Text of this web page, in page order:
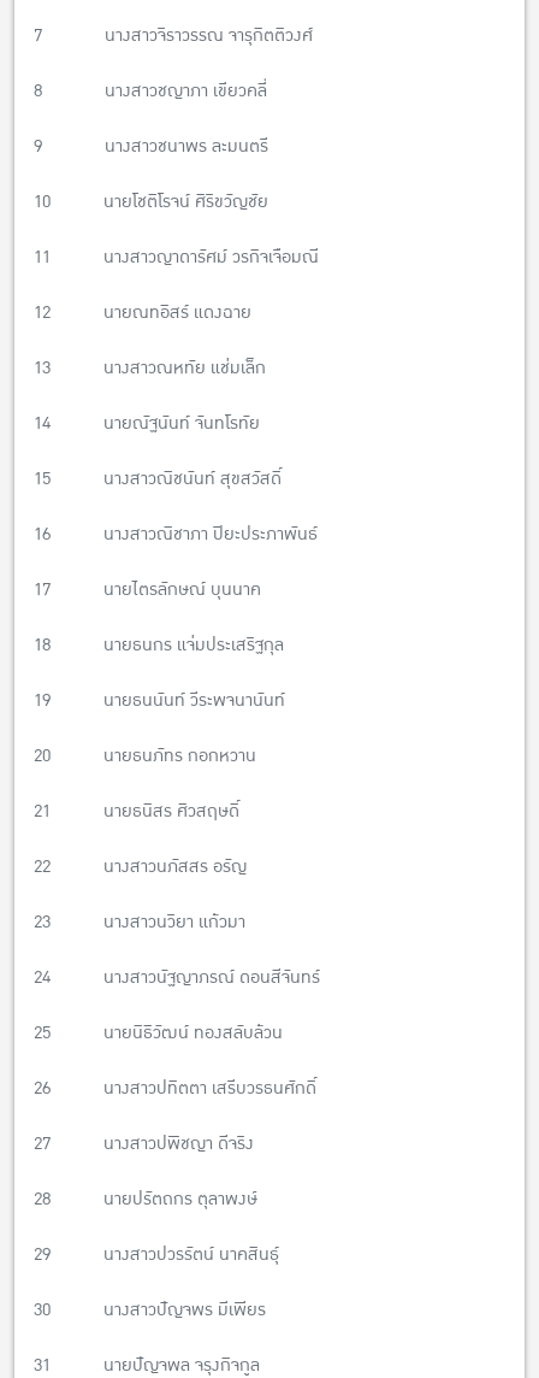
7 นางสาวจิราวรรณ จารุกิตติวงศ์
8 นางสาวชญาภา เขียวคลี่
9 นางสาวชนาพร ละมนตรี
10 นายโชติโรจน์ ศิริขวัญชัย
11 นางสาวญาดารัศม์ วรกิจเจือมณี
12 นายณทอิสร์ แดงฉาย
13 นางสาวณหทัย แช่มเล็ก
14 นายณัฐนันท์ จันทโรทัย
15 นางสาวณิชนันท์ สุขสวัสดิ์
16 นางสาวณิชาภา ปิยะประภาพันธ์
17 นายไตรลักษณ์ บุนนาค
18 นายธนกร แจ่มประเสริฐกุล
19 นายธนนันท์ วีระพจนานันท์
20 นายธนภัทร กอกหวาน
21 นายธนิสร ศิวสฤษดิ์
22 นางสาวนภัสสร อรัญ
23 นางสาวนวิยา แก้วมา
24 นางสาวนัฐญาภรณ์ ดอนสีจันทร์
25 นายนิธิวัฒน์ ทองสลับล้วน
26 นางสาวปทิตตา เสรีบวรธนศักดิ์
27 นางสาวปพิชญา ดีจริง
28 นายปรัตถกร ตุลาพงษ์
29 นางสาวปวรรัตน์ นาคสินธุ์
30 นางสาวปัญจพร มีเพียร
31 นายปัญจพล จรุงกิจกูล